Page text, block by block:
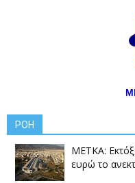
ΡΟΗ
ΜΕΤΚΑ:
ευρώ το